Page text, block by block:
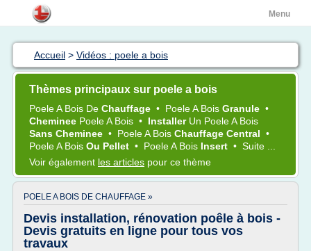
Menu
Accueil > Vidéos : poele a bois
Thèmes principaux sur poele a bois
PoeleA Bois De Chauffage • PoeleA Bois Granule •
Cheminee PoeleA Bois • Installer Un PoeleA Bois
Sans Cheminee • PoeleA Bois Chauffage Central •
PoeleA Bois Ou Pellet • PoeleA Bois Insert • Suite ...
Voir également les articles pour ce thème
POELE A BOIS DE CHAUFFAGE »
Devis installation, rénovation poêle à bois -
Devis gratuits en ligne pour tous vos
travaux